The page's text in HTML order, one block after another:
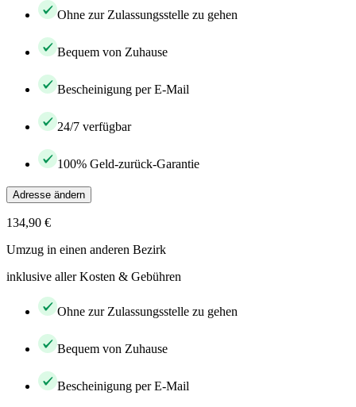
Ohne zur Zulassungsstelle zu gehen
Bequem von Zuhause
Bescheinigung per E-Mail
24/7 verfügbar
100% Geld-zurück-Garantie
Adresse ändern
134,90 €
Umzug in einen anderen Bezirk
inklusive aller Kosten & Gebühren
Ohne zur Zulassungsstelle zu gehen
Bequem von Zuhause
Bescheinigung per E-Mail